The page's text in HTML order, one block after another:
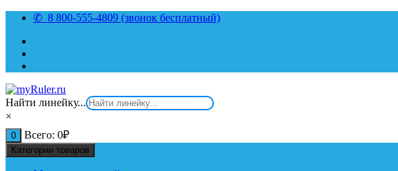
Перейти
содержимому
✆ 8 800-555-4809 (звонок бесплатный)
Найти линейку...
×
0 Всего: 0₽
Категории товаров